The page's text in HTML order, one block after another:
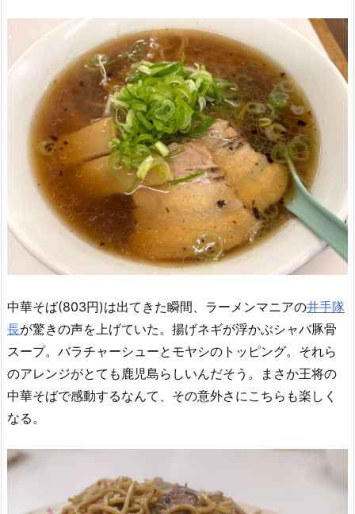
中華そば(803円)は出てきた瞬間、ラーメンマニアの井手隊
長が驚きの声を上げていた。揚げネギが浮かぶシャバ豚骨
スープ。バラチャーシューとモヤシのトッピング。それら
のアレンジがとても鹿児島らしいんだそう。まさか王将の
中華そばで感動するなんて、その意外さにこちらも楽しく
なる。